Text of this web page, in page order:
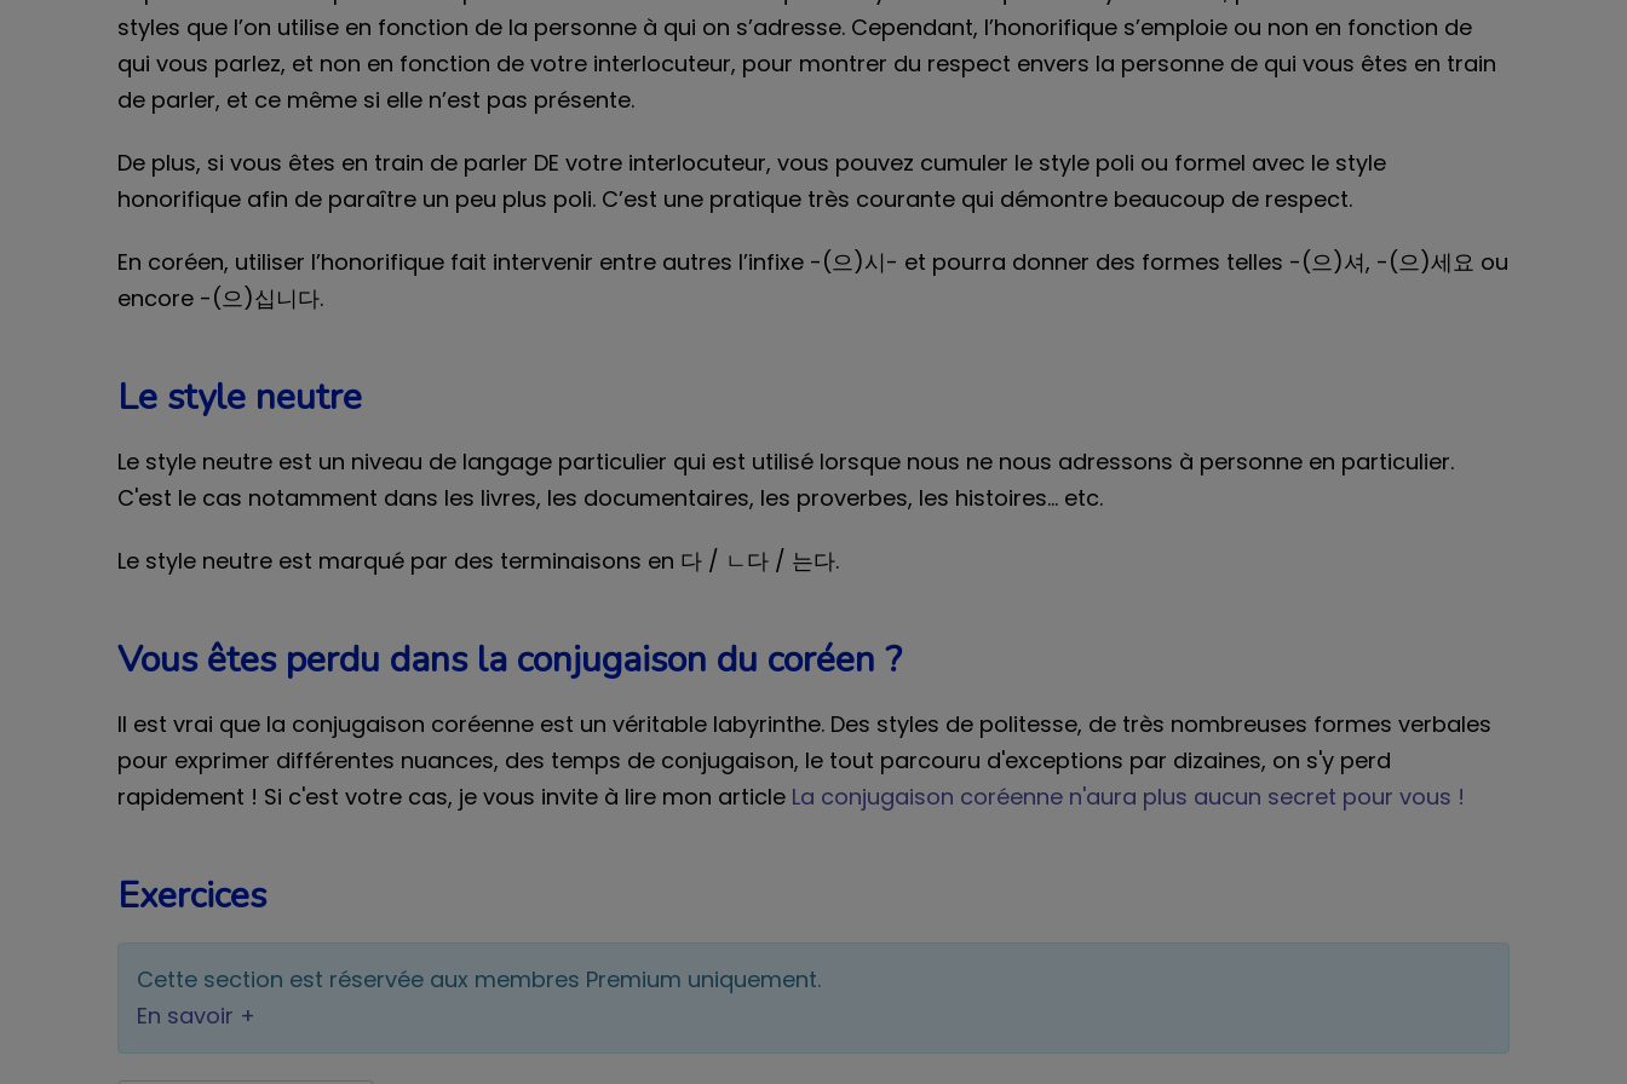
styles que l’on utilise en fonction de la personne à qui on s’adresse. Cependant, l’honorifique s’emploie ou non en fonction de
qui vous parlez, et non en fonction de votre interlocuteur, pour montrer du respect envers la personne de qui vous êtes en train
de parler, et ce même si elle n’est pas présente.
De plus, si vous êtes en train de parler DE votre interlocuteur, vous pouvez cumuler le style poli ou formel avec le style
honorifique afin de paraître un peu plus poli. C’est une pratique très courante qui démontre beaucoup de respect.
En coréen, utiliser l’honorifique fait intervenir entre autres l’infixe -(으)시- et pourra donner des formes telles -(으)셔, -(으)세요 ou
encore -(으)십니다.
Le style neutre
Le style neutre est un niveau de langage particulier qui est utilisé lorsque nous ne nous adressons à personne en particulier.
C'est le cas notamment dans les livres, les documentaires, les proverbes, les histoires... etc.
Le style neutre est marqué par des terminaisons en 다 / ㄴ다 / 는다.
Vous êtes perdu dans la conjugaison du coréen ?
Il est vrai que la conjugaison coréenne est un véritable labyrinthe. Des styles de politesse, de très nombreuses formes verbales
pour exprimer différentes nuances, des temps de conjugaison, le tout parcouru d'exceptions par dizaines, on s'y perd
rapidement ! Si c'est votre cas, je vous invite à lire mon article La conjugaison coréenne n'aura plus aucun secret pour vous !
Exercices
Cette section est réservée aux membres Premium uniquement.
En savoir +